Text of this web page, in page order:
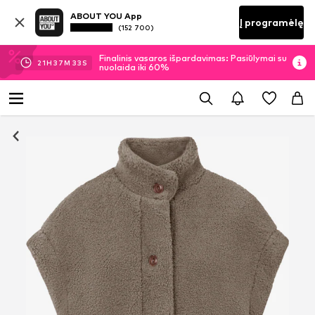
ABOUT YOU App
(152 700) Į programėlę
21H 37M 32 S
Finalinis vasaros išpardavimas: Pasiūlymai su
nuolaida iki 60%